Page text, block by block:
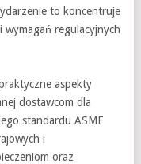
to koncentruje
wymagań regulacyjnych
aspekty
dostawcom dla
standardu ASME
i
oraz